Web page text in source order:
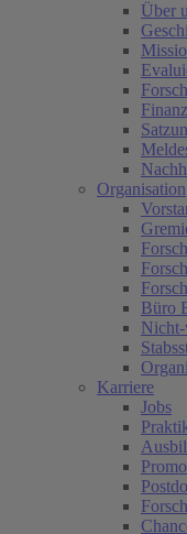
Über
Organisation
Büro
Nicht-
Karriere
Jobs